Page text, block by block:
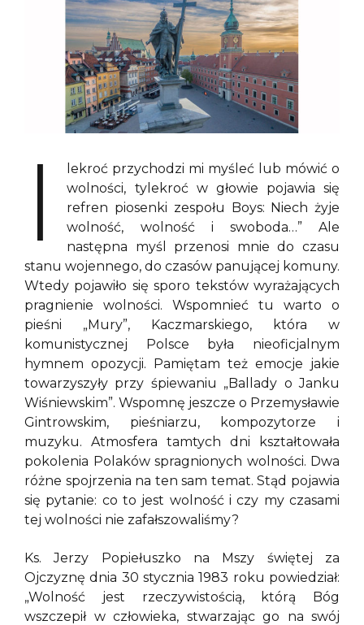
I
lekroć przychodzi mi myśleć lub mówić o
wolności, tylekroć w głowie pojawia się
refren piosenki zespołu Boys: Niech żyje
wolność, wolność i swoboda…” Ale
następna myśl przenosi mnie do czasu
stanu wojennego, do czasów panującej komuny.
Wtedy pojawiło się sporo tekstów wyrażających
pragnienie wolności. Wspomnieć tu warto o
pieśni „Mury”, Kaczmarskiego, która w
komunistycznej Polsce była nieoficjalnym
hymnem opozycji. Pamiętam też emocje jakie
towarzyszyły przy śpiewaniu „Ballady o Janku
Wiśniewskim”. Wspomnę jeszcze o Przemysławie
Gintrowskim, pieśniarzu, kompozytorze i
muzyku. Atmosfera tamtych dni kształtowała
pokolenia Polaków spragnionych wolności. Dwa
różne spojrzenia na ten sam temat. Stąd pojawia
się pytanie: co to jest wolność i czy my czasami
tej wolności nie zafałszowaliśmy?
Ks. Jerzy Popiełuszko na Mszy świętej za
Ojczyznę dnia 30 stycznia 1983 roku powiedział:
„Wolność jest rzeczywistością, którą Bóg
wszczepił w człowieka, stwarzając go na swój